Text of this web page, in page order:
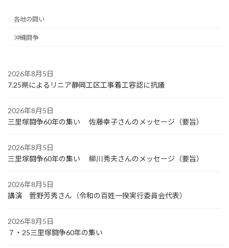
各地の闘い
沖縄闘争
2026年8月5日
7.25県によるリニア静岡工区工事着工容認に抗議
2026年8月5日
三里塚闘争60年の集い 佐藤幸子さんのメッセージ（要旨）
2026年8月5日
三里塚闘争60年の集い 柳川秀夫さんのメッセージ（要旨）
2026年8月5日
講演 菅野芳秀さん（令和の百姓一揆実行委員会代表）
2026年8月5日
７・25三里塚闘争60年の集い